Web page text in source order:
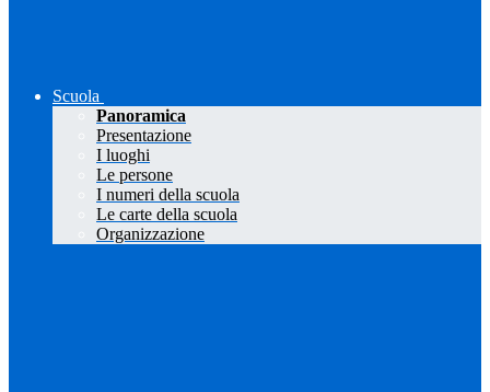
Scuola
Panoramica
Presentazione
I luoghi
Le persone
I numeri della scuola
Le carte della scuola
Organizzazione